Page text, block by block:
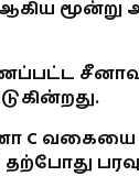
ஆகிய
C